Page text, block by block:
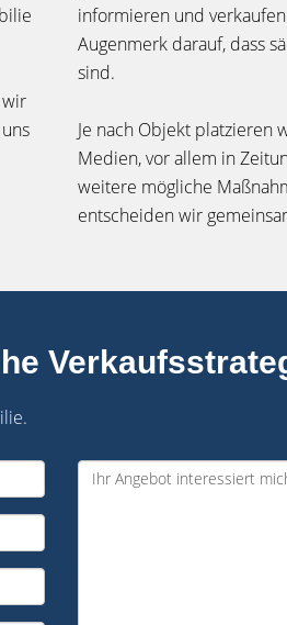
informieren und
Augenmerk darauf, dass
sind.
Je nach Objekt platzieren
Medien, vor allem in
weitere mögliche
entscheiden wir